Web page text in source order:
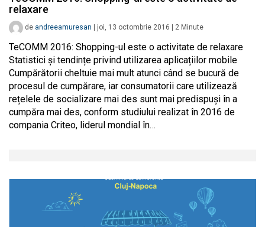
relaxare
de andreeamuresan joi, 13 octombrie 2016 2 Minute
TeCOMM 2016: Shopping-ul este o activitate de relaxare
Statistici și tendințe privind utilizarea aplicațiilor mobile
Cumpărătorii cheltuie mai mult atunci când se bucură de
procesul de cumpărare, iar consumatorii care utilizează
rețelele de socializare mai des sunt mai predispuși în a
cumpăra mai des, conform studiului realizat în 2016 de
compania Criteo, liderul mondial în…